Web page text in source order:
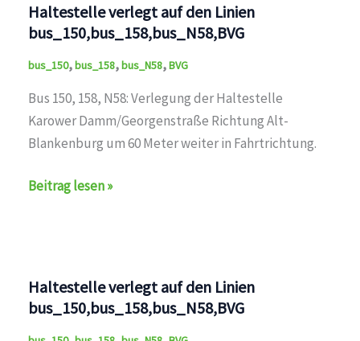
bus_150,bus_158,bus_N58,BVG
Haltestelle verlegt auf den Linien
bus_150,bus_158,bus_N58,BVG
bus_150,bus_158,bus_N58,BVG
Bus 150, 158, N58: Verlegung der Haltestelle
Karower Damm/Georgenstraße Richtung Alt-
Blankenburg um 60 Meter weiter in Fahrtrichtung.
Haltestelle
bus_150,bus_158,bus_N58,BVG
Beitrag lesen »
Haltestelle verlegt auf den Linien
bus_150,bus_158,bus_N58,BVG